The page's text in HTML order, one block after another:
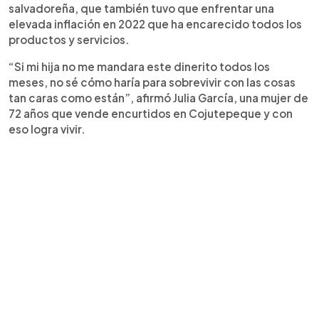
salvadoreña, que también tuvo que enfrentar una
elevada inflación en 2022 que ha encarecido todos los
productos y servicios.
“Si mi hija no me mandara este dinerito todos los
meses, no sé cómo haría para sobrevivir con las cosas
tan caras como están”, afirmó Julia García, una mujer de
72 años que vende encurtidos en Cojutepeque y con
eso logra vivir.